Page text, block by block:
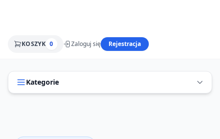
KOSZYK 0 Zaloguj się Rejestracja
Kategorie